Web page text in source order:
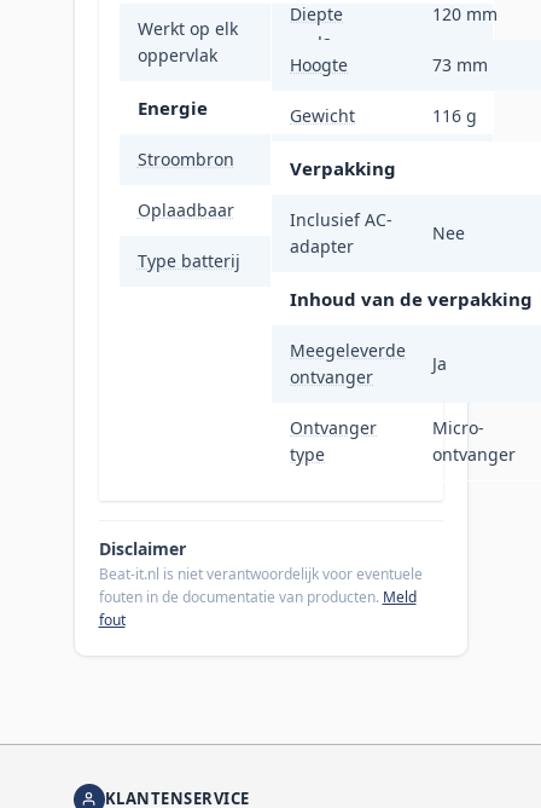
Werkt op elk
oppervlak
Ja
Energie
Stroombron Batterijen
Oplaadbaar Ja
Type batterij Ingebouwde accu
Diepte 120 mm
Hoogte 73 mm
Gewicht 116 g
Verpakking
Inclusief AC-
adapter
Nee
Inhoud van de verpakking
Meegeleverde
ontvanger
Ja
Ontvanger
type
Micro-
ontvanger
Disclaimer
Beat-it.nl is niet verantwoordelijk voor eventuele
fouten in de documentatie van producten. Meld
fout
KLANTENSERVICE